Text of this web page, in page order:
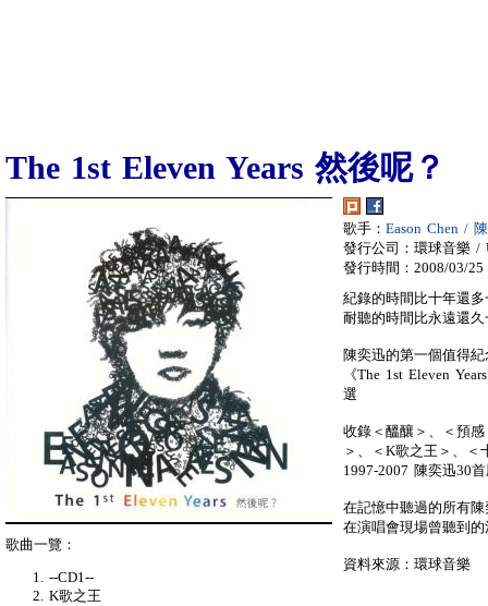
The 1st Eleven Years 然後呢？
歌手： Eason Chen /
發行公司：環球音樂 /
發行時間：2008/03/25
紀錄的時間比十年還多
耐聽的時間比永遠還久
陳奕迅的第一個值得
《The 1st Eleven
選
收錄＜醞釀＞、＜預
＞、＜K歌之王＞、
1997-2007 陳奕迅30
在記憶中聽過的所有
在演唱會現場曾聽到
資料來源：環球音樂
歌曲一覽：
--CD1--
K歌之王